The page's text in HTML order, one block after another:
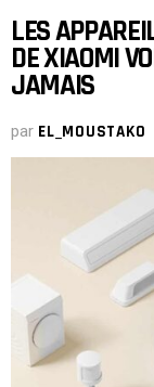
LES
DE XIAOMI
JAMAIS
par EL_MOUSTAKO